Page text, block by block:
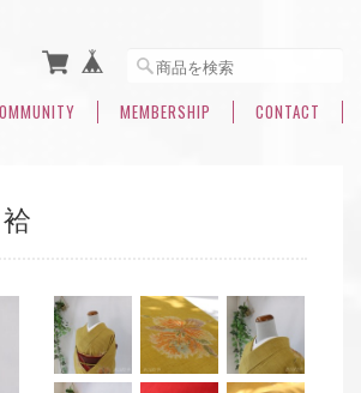
MEMBERSHIP CONTACT